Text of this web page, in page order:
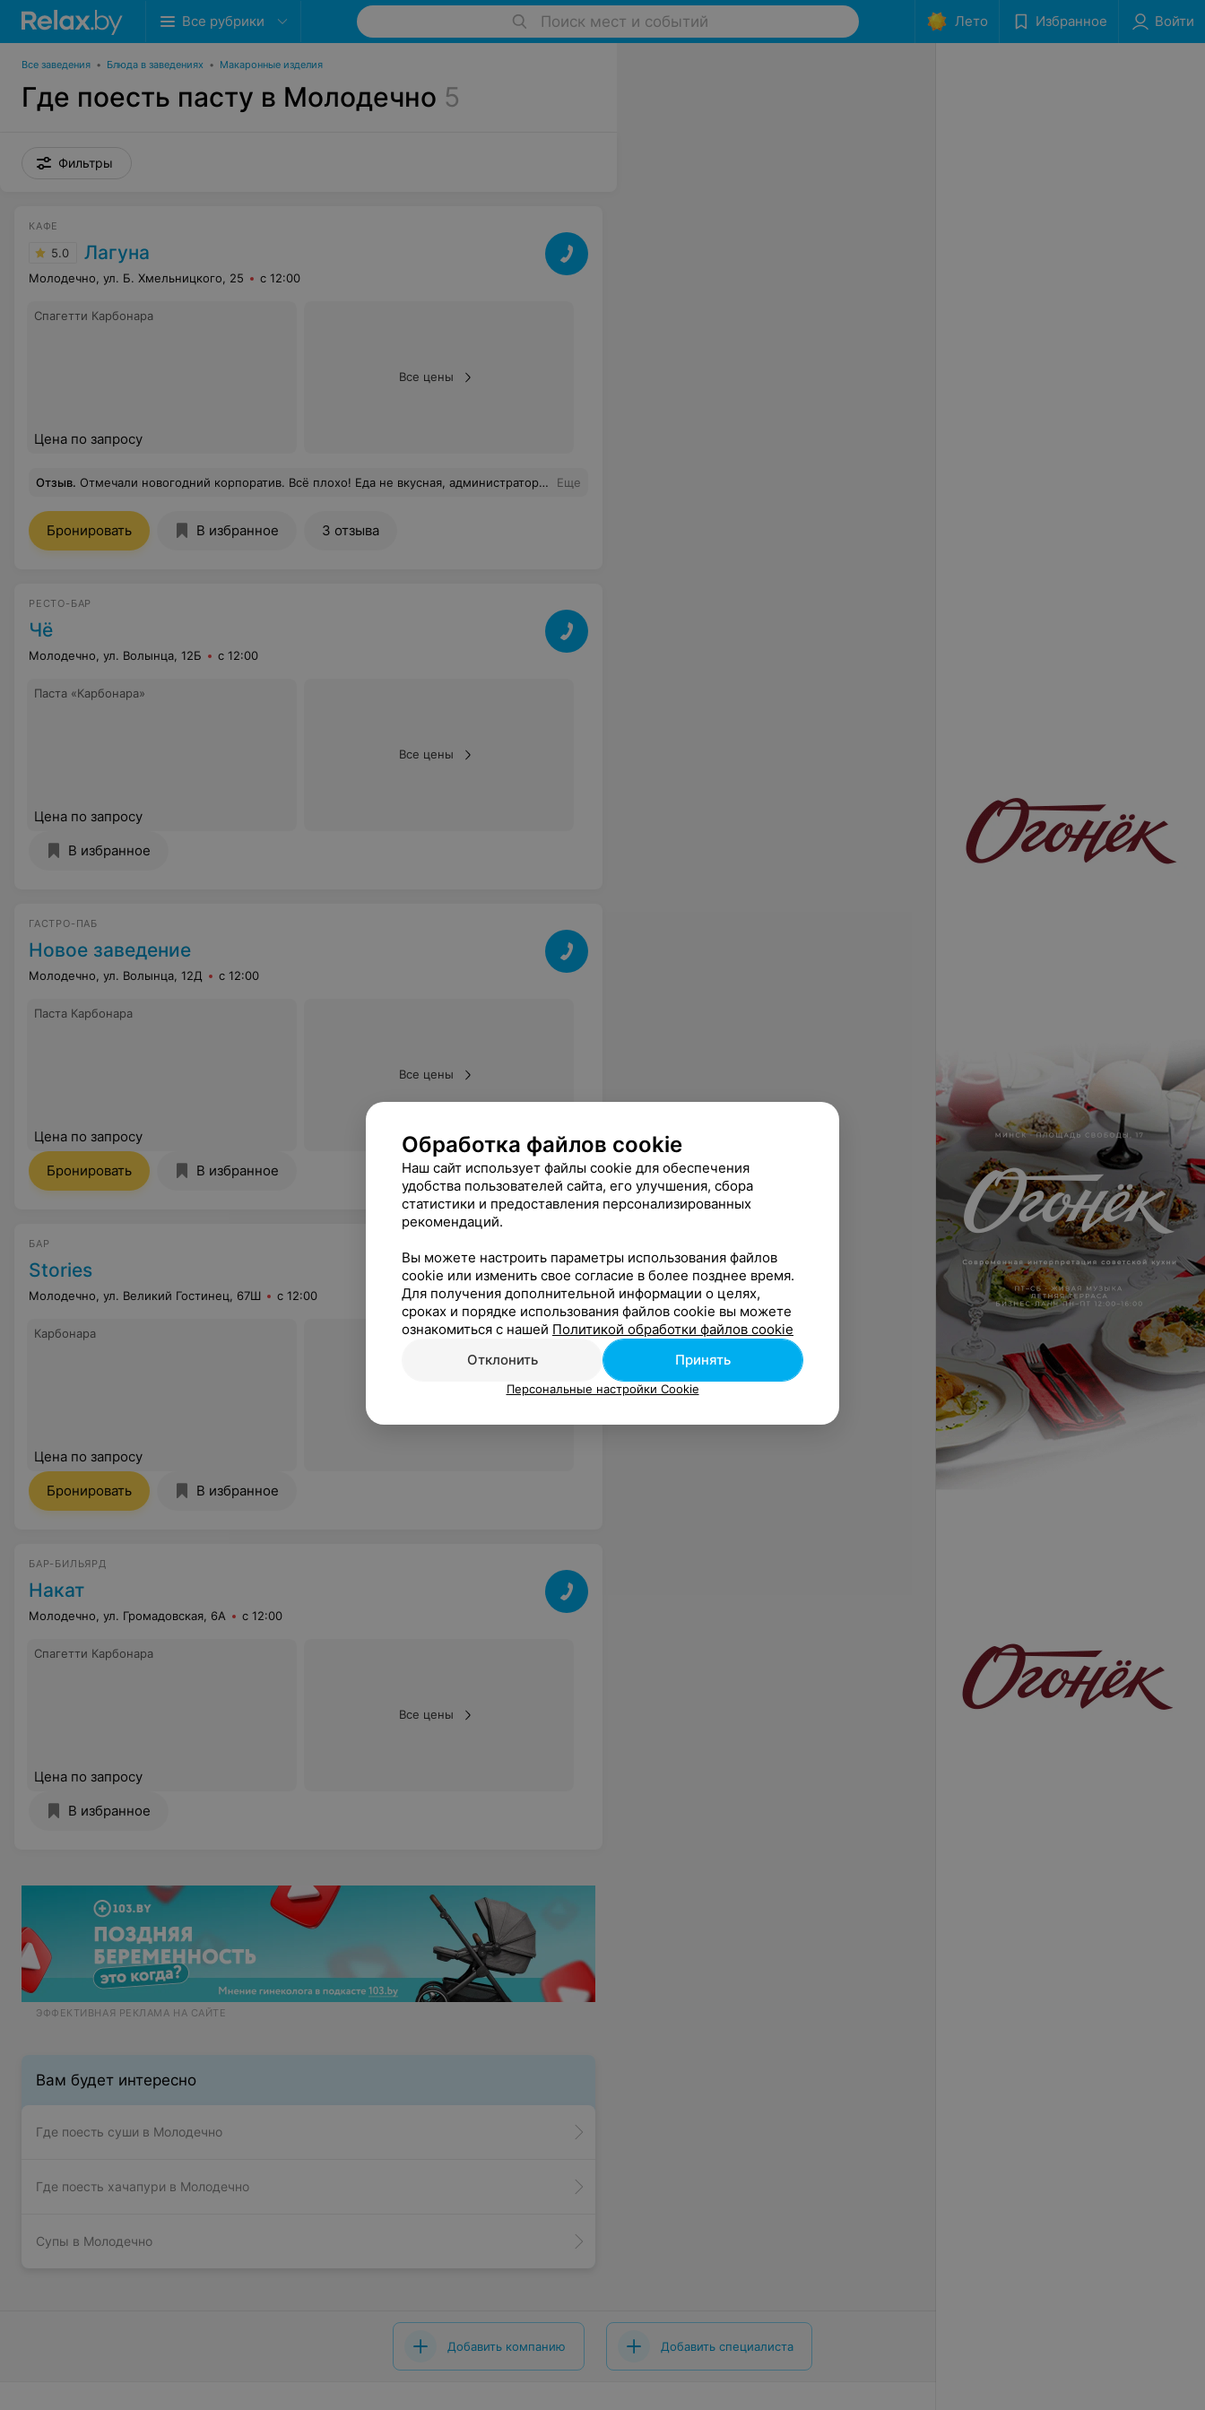
Все рубрики Поиск мест и событий Лето Избранное Войти
Все заведения • Блюда в заведениях • Макаронные изделия
Где поесть пасту в Молодечно 5
Фильтры
КАФЕ
5.0 Лагуна
Молодечно, ул. Б. Хмельницкого, 25 с 12:00
Спагетти Карбонара
Цена по запросу
Все цены
Отзыв. Отмечали новогодний корпоратив. Всё плохо! Еда не вкусная, администратор и официанты грубят постоянно, музыка ужасная, репертуар 10 летней давности. Люди платят не маленькие деньги в новогодние корпоративы - могли бы и постараться. Не рекомендую!! Еще
Бронировать В избранное 3 отзыва
РЕСТО-БАР
Чё
Молодечно, ул. Волынца, 12Б с 12:00
Паста «Карбонара»
Цена по запросу
Все цены
В избранное
ГАСТРО-ПАБ
Новое заведение
Молодечно, ул. Волынца, 12Д с 12:00
Паста Карбонара
Цена по запросу
Все цены
Бронировать В избранное
БАР
Stories
Молодечно, ул. Великий Гостинец, 67Ш с 12:00
Карбонара
Цена по запросу
Бронировать В избранное
БАР-БИЛЬЯРД
Накат
Молодечно, ул. Громадовская, 6А с 12:00
Спагетти Карбонара
Цена по запросу
Все цены
В избранное
ЭФФЕКТИВНАЯ РЕКЛАМА НА САЙТЕ
Вам будет интересно
Где поесть суши в Молодечно
Где поесть хачапури в Молодечно
Супы в Молодечно
Добавить компанию Добавить специалиста
Обработка файлов cookie
Наш сайт использует файлы cookie для обеспечения
удобства пользователей сайта, его улучшения, сбора
статистики и предоставления персонализированных
рекомендаций.
Вы можете настроить параметры использования файлов
cookie или изменить свое согласие в более позднее время.
Для получения дополнительной информации о целях,
сроках и порядке использования файлов cookie вы можете
ознакомиться с нашей Политикой обработки файлов cookie
Отклонить
Принять
Персональные настройки Cookie